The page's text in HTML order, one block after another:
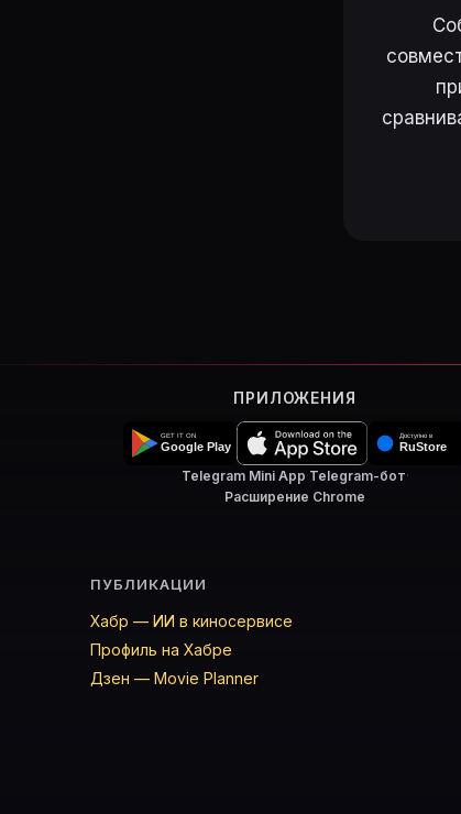
ПРИЛОЖЕНИЯ
Telegram Mini App·Telegram-бот·
Расширение Chrome
ПУБЛИКАЦИИ
Хабр — ИИ в киносервисе
Профиль на Хабре
Дзен — Movie Planner